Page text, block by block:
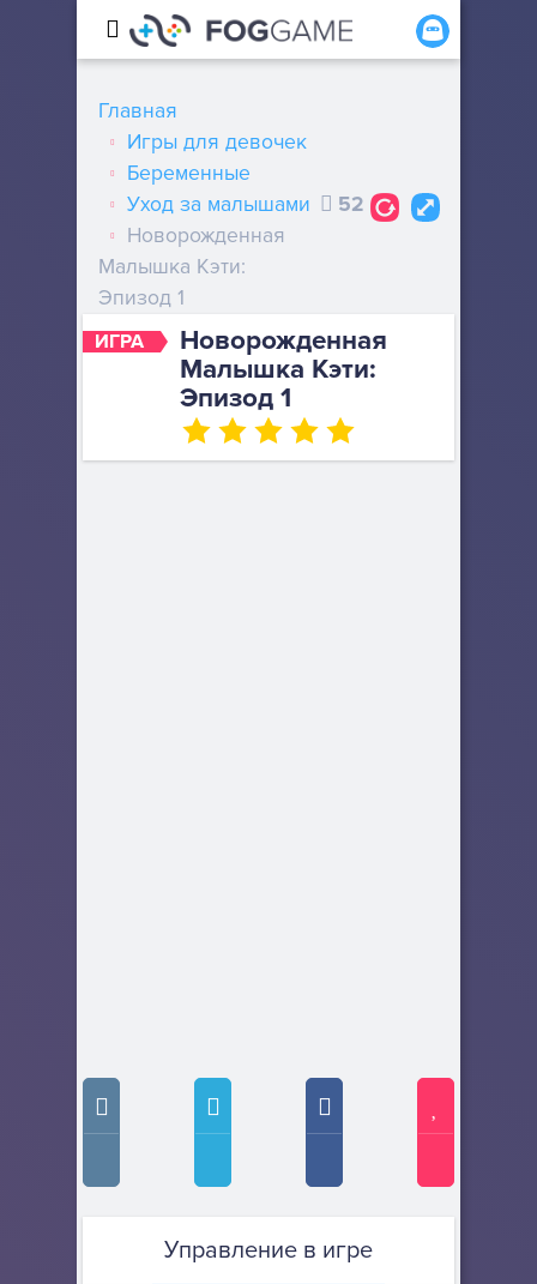
ИГРА
Новорожденная
Малышка Кэти:
Эпизод 1
Главная
Игры для девочек
Беременные
Уход за малышами
Новорожденная
Малышка Кэти:
Эпизод 1
52
Управление в игре